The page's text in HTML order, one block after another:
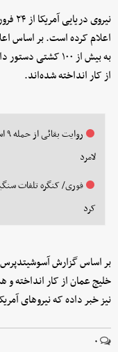
اعلام کرده است. بر اساس
از کار انداخته شده‌اند.
لامرد
فوری/ کنگره تلفات
کرد
بر اساس گزارش
خلیج عمان از کار انداخته
نیز خبر داده که نیروهای
۰